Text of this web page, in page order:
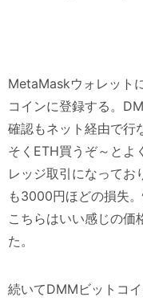
MetaMaskウォレット
コインに登録する。
確認もネット経由で行
そくETH買うぞ～とよ
レッジ取引になってお
も3000円ほどの損失
こちらはいい感じの価
た。
続いてDMMビットコ